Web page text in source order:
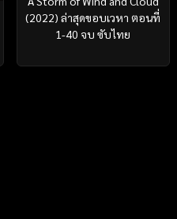
(2022) ล่าสุดขอบเวหา ตอนที่
1-40 จบ ซับไทย